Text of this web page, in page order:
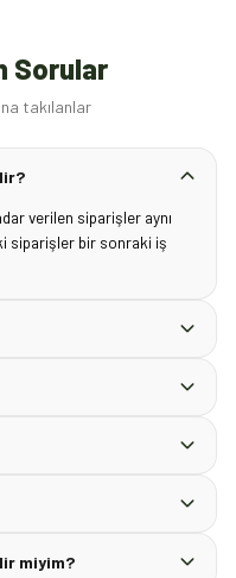
Sorular
takılanlar
verilen siparişler aynı
siparişler bir sonraki iş
miyim?